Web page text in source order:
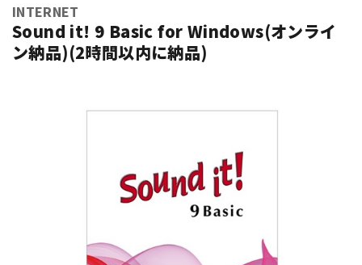
パーカッション
キーボード 電子ピアノ
INTERNET
Sound it! 9 Basic for Windows(オンライ
ン納品)(2時間以内に納品)